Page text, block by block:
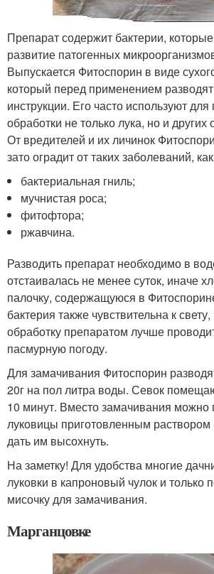
Препарат содержит бактерии,
развитие патогенных
Выпускается Фитоспорин в виде
который перед применением
инструкции. Его часто используют
обработки не только лука, но и
От вредителей и их личинок
зато оградит от таких заболеваний,
бактериальная гниль;
мучнистая роса;
фитофтора;
ржавчина.
Разводить препарат необходимо в
отстаивалась не менее суток, иначе
палочку, содержащуюся в
бактерия также чувствительна к
обработку препаратом лучше
пасмурную погоду.
Для замачивания Фитоспорин
20г на пол литра воды. Севок
10 минут. Вместо замачивания можно
луковицы приготовленным раствором
дать им высохнуть.
На заметку! Для удобства многие
луковки в капроновый чулок и только
мисочку для замачивания.
Марганцовке